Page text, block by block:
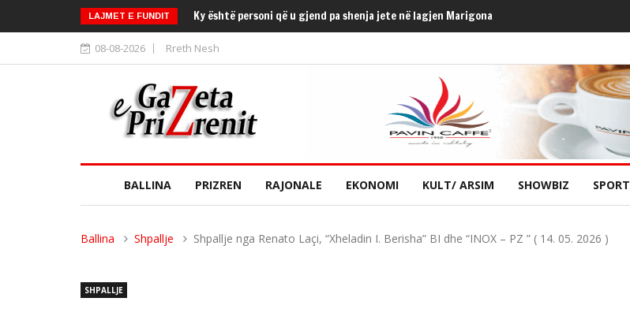
LAJMET E FUNDIT Ky është personi që u gjend pa shenja jete në lagjen Marigona
08-08-2026 Rreth Nesh
BALLINA PRIZREN RAJONALE EKONOMI KULT/ ARSIM SHOWBIZ SPORT
Ballina Shpallje Shpallje nga Renato Laçi, “Xheladin I. Berisha” BI dhe “INOX – PZ ” ( 14. 05. 2026 )
SHPALLJE